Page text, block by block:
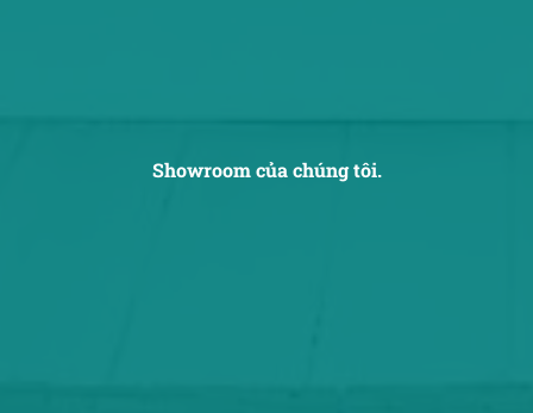
Showroom của chúng tôi.